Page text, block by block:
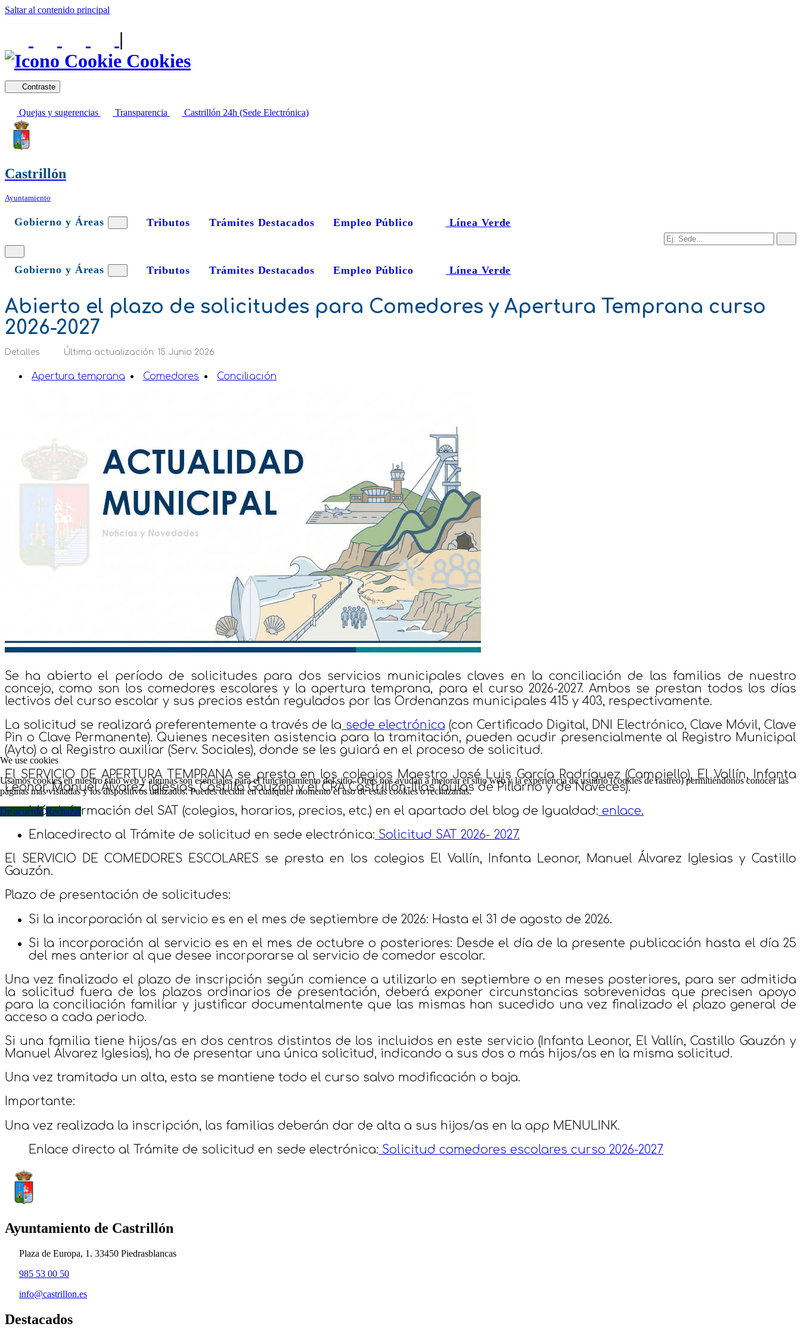
Saltar al contenido principal
|
Cookies
Contraste
Quejas y sugerencias Transparencia Castrillón 24h (Sede Electrónica)
Castrillón
Ayuntamiento
Gobierno y Áreas Tributos Trámites Destacados Empleo Público Línea Verde
Gobierno y Áreas Tributos Trámites Destacados Empleo Público Línea Verde
Abierto el plazo de solicitudes para Comedores y Apertura Temprana curso
2026-2027
Detalles Última actualización: 15 Junio 2026
Apertura temprana Comedores Conciliación
Se ha abierto el período de solicitudes para dos servicios municipales claves en la conciliación de las familias de nuestro
concejo, como son los comedores escolares y la apertura temprana, para el curso 2026-2027. Ambos se prestan todos los días
lectivos del curso escolar y sus precios están regulados por las Ordenanzas municipales 415 y 403, respectivamente.
La solicitud se realizará preferentemente a través de la sede electrónica (con Certificado Digital, DNI Electrónico, Clave Móvil, Clave
Pin o Clave Permanente). Quienes necesiten asistencia para la tramitación, pueden acudir presencialmente al Registro Municipal
(Ayto) o al Registro auxiliar (Serv. Sociales), donde se les guiará en el proceso de solicitud.
El SERVICIO DE APERTURA TEMPRANA se presta en los colegios Maestro José Luis García Rodríguez (Campiello), El Vallín, Infanta
Leonor, Manuel Álvarez Iglesias, Castillo Gauzón y el CRA Castrillón-Illas (aulas de Pillarno y de Naveces).
Más información del SAT (colegios, horarios, precios, etc.) en el apartado del blog de Igualdad: enlace.
Enlacedirecto al Trámite de solicitud en sede electrónica: Solicitud SAT 2026- 2027.
El SERVICIO DE COMEDORES ESCOLARES se presta en los colegios El Vallín, Infanta Leonor, Manuel Álvarez Iglesias y Castillo
Gauzón.
Plazo de presentación de solicitudes:
Si la incorporación al servicio es en el mes de septiembre de 2026: Hasta el 31 de agosto de 2026.
Si la incorporación al servicio es en el mes de octubre o posteriores: Desde el día de la presente publicación hasta el día 25
del mes anterior al que desee incorporarse al servicio de comedor escolar.
Una vez finalizado el plazo de inscripción según comience a utilizarlo en septiembre o en meses posteriores, para ser admitida
la solicitud fuera de los plazos ordinarios de presentación, deberá exponer circunstancias sobrevenidas que precisen apoyo
para la conciliación familiar y justificar documentalmente que las mismas han sucedido una vez finalizado el plazo general de
acceso a cada periodo.
Si una familia tiene hijos/as en dos centros distintos de los incluidos en este servicio (Infanta Leonor, El Vallín, Castillo Gauzón y
Manuel Álvarez Iglesias), ha de presentar una única solicitud, indicando a sus dos o más hijos/as en la misma solicitud.
Una vez tramitada un alta, esta se mantiene todo el curso salvo modificación o baja.
Importante:
Una vez realizada la inscripción, las familias deberán dar de alta a sus hijos/as en la app MENULINK.
Enlace directo al Trámite de solicitud en sede electrónica: Solicitud comedores escolares curso 2026-2027
Ayuntamiento de Castrillón
Plaza de Europa, 1. 33450 Piedrasblancas
985 53 00 50
info@castrillon.es
Destacados
We use cookies
Usamos cookies en nuestro sitio web y algunas son esenciales para el funcionamiento del sitio. Otras nos ayudan a mejorar el sitio web y la experiencia de usuario (cookies de rastreo) permitiéndonos conocer las
páginas más visitadas y los dispositivos utilizados. Puedes decidir en cualquier momento el uso de estás cookies o rechazarlas.
De acuerdo Rechazar